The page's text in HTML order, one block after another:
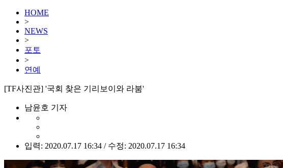
HOME
>
NEWS
>
포토
>
연예
[TF사진관] '국회 찾은 기리보이와 라붐'
남윤호 기자
입력: 2020.07.17 16:34 / 수정: 2020.07.17 16:34